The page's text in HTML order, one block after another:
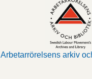
Arbetarrörelsens arkiv